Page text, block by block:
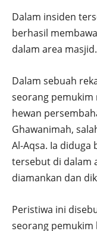
Dalam insiden
berhasil
dalam area masjid.
Dalam sebuah
seorang pemukim
hewan
Ghawanimah,
Al-Aqsa. Ia
tersebut di dalam
diamankan dan
Peristiwa ini
seorang